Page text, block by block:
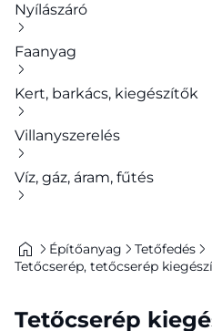
Nyílászáró
Faanyag
Kert, barkács, kiegészítők
Villanyszerelés
Víz, gáz, áram, fűtés
Építőanyag
Tetőfedés
Tetőcserép, tetőcserép
Tetőcserép